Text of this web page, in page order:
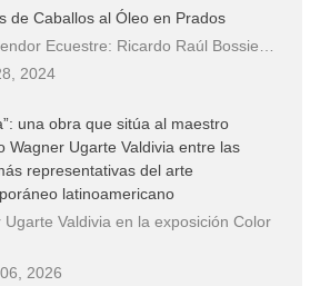
de Caballos al Óleo en Prados
Ecuestre: Ricardo Raúl Bossie…
2024
una obra que sitúa al maestro
Wagner Ugarte Valdivia entre las
representativas del arte
latinoamericano
Ugarte Valdivia en la exposición Color
2026